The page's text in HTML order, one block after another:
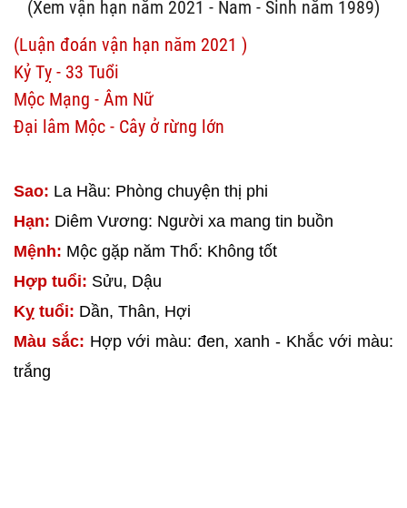
(Xem vận hạn năm 2021 - Nam - Sinh năm 1989)
(Luận đoán vận hạn năm 2021 )
Kỷ Tỵ - 33 Tuổi
Mộc Mạng - Âm Nữ
Đại lâm Mộc - Cây ở rừng lớn
Sao: La Hầu: Phòng chuyện thị phi
Hạn: Diêm Vương: Người xa mang tin buồn
Mệnh: Mộc gặp năm Thổ: Không tốt
Hợp tuổi: Sửu, Dậu
Kỵ tuổi: Dần, Thân, Hợi
Màu sắc: Hợp với màu: đen, xanh - Khắc với màu:
trắng